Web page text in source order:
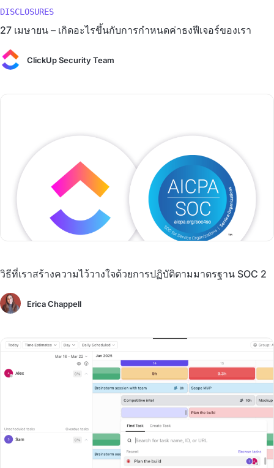
DISCLOSURES
27 เมษายน – เกิดอะไรขึ้นกับการกำหนดค่าธงฟีเจอร์ของเรา
ClickUp Security Team
วิธีที่เราสร้างความไว้วางใจด้วยการปฏิบัติตามมาตรฐาน SOC 2
Erica Chappell